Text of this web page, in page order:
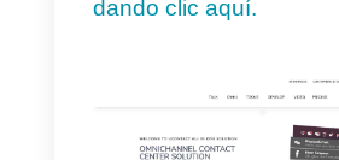
comunicación
Por esta razón
sección